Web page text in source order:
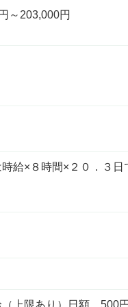
～203,000円
時給×８時間×２０．３日
（上限あり）日額 500円